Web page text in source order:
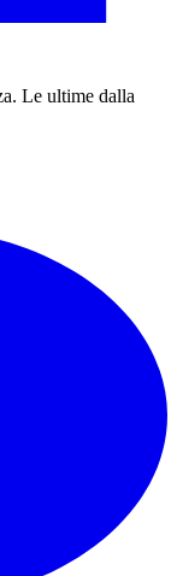
Le ultime dalla